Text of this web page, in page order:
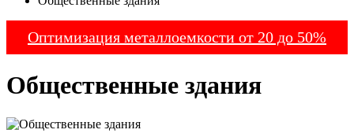
Оптимизация металлоемкости от 20 до 50%
Общественные здания